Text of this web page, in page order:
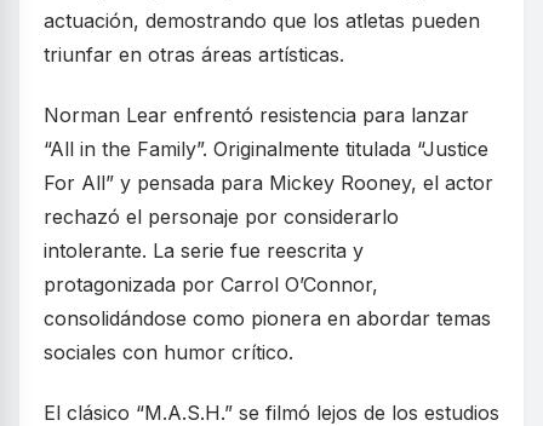
actuación, demostrando que los atletas pueden
triunfar en otras áreas artísticas.
Norman Lear enfrentó resistencia para lanzar
“All in the Family”. Originalmente titulada “Justice
For All” y pensada para Mickey Rooney, el actor
rechazó el personaje por considerarlo
intolerante. La serie fue reescrita y
protagonizada por Carrol O’Connor,
consolidándose como pionera en abordar temas
sociales con humor crítico.
El clásico “M.A.S.H.” se filmó lejos de los estudios